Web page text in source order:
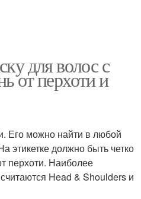
для волос с
от перхоти и
Его можно найти в любой
этикетке должно быть четко
перхоти. Наиболее
Head & Shoulders и